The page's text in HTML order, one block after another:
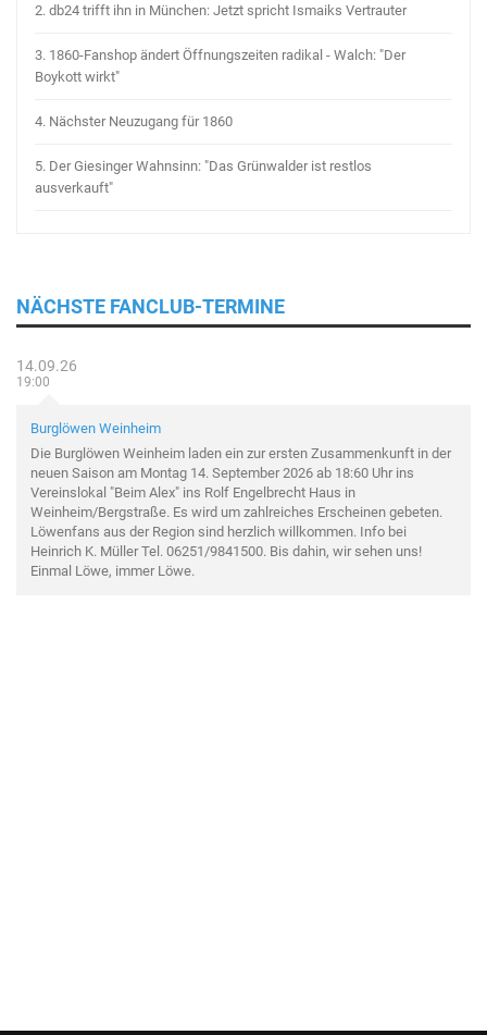
2. db24 trifft ihn in München: Jetzt spricht Ismaiks Vertrauter
3. 1860-Fanshop ändert Öffnungszeiten radikal - Walch: "Der
Boykott wirkt"
4. Nächster Neuzugang für 1860
5. Der Giesinger Wahnsinn: "Das Grünwalder ist restlos
ausverkauft"
NÄCHSTE FANCLUB-TERMINE
14.09.26
19:00
Burglöwen Weinheim
Die Burglöwen Weinheim laden ein zur ersten Zusammenkunft in der
neuen Saison am Montag 14. September 2026 ab 18:60 Uhr ins
Vereinslokal "Beim Alex" ins Rolf Engelbrecht Haus in
Weinheim/Bergstraße. Es wird um zahlreiches Erscheinen gebeten.
Löwenfans aus der Region sind herzlich willkommen. Info bei
Heinrich K. Müller Tel. 06251/9841500. Bis dahin, wir sehen uns!
Einmal Löwe, immer Löwe.